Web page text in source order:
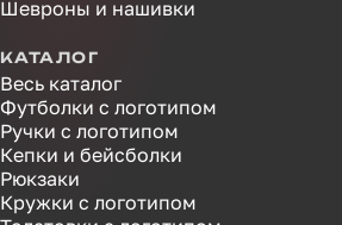
Шевроны и нашивки
КАТАЛОГ
Весь каталог
Футболки с логотипом
Ручки с логотипом
Кепки и бейсболки
Рюкзаки
Кружки с логотипом